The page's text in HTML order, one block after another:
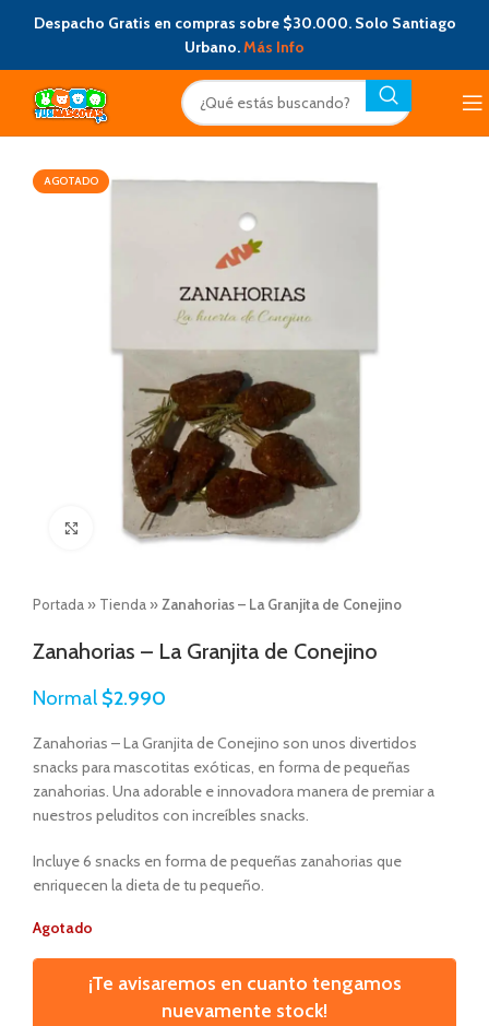
Despacho Gratis en compras sobre $30.000. Solo Santiago
Urbano.Más Info
AGOTADO
Click to enlarge
Portada » Tienda » Zanahorias – La Granjita de Conejino
Zanahorias – La Granjita de Conejino
Normal $2.990
Zanahorias – La Granjita de Conejino son unos divertidos
snacks para mascotitas exóticas, en forma de pequeñas
zanahorias. Una adorable e innovadora manera de premiar a
nuestros peluditos con increíbles snacks.
Incluye 6 snacks en forma de pequeñas zanahorias que
enriquecen la dieta de tu pequeño.
Agotado
¡Te avisaremos en cuanto tengamos
nuevamente stock!